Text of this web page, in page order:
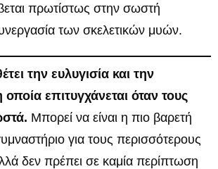
πρωτίστως στην σωστή
των σκελετικών μυών.
την ευλυγισία και την
οποία επιτυγχάνεται όταν τους
Μπορεί να είναι η πιο βαρετή
για τους περισσότερους
δεν πρέπει σε καμία περίπτωση